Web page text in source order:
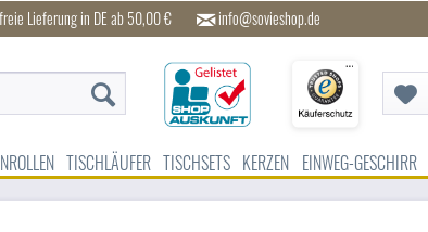
Lieferung in DE ab 50,00 € info@sovieshop.de
TISCHLÄUFER TISCHSETS KERZEN EINWEG-GESCHIRR